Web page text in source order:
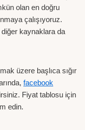
olan en doğru
çalışıyoruz.
kaynaklara da
üzere başlıca sığır
facebook
Fiyat tablosu için
edin.